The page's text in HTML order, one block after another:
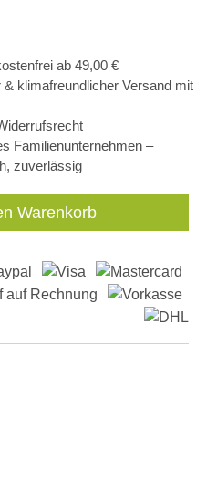
ab 49,00 €
& klimafreundlicher Versand mit
Familienunternehmen –
zuverlässig
Wert ein
Warenkorb